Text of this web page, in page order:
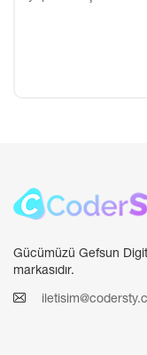
Gücümüzü Gefsun
markasıdır.